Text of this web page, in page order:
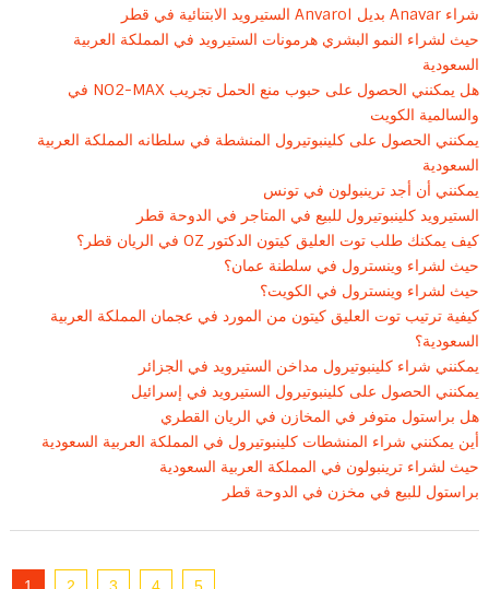
شراء Anavar بديل Anvarol الستيرويد الابتنائية في قطر
حيث لشراء النمو البشري هرمونات الستيرويد في المملكة العربية
السعودية
هل يمكنني الحصول على حبوب منع الحمل تجريب NO2-MAX في
والسالمية الكويت
يمكنني الحصول على كلينبوتيرول المنشطة في سلطانه المملكة العربية
السعودية
يمكنني أن أجد ترينبولون في تونس
الستيرويد كلينبوتيرول للبيع في المتاجر في الدوحة قطر
كيف يمكنك طلب توت العليق كيتون الدكتور OZ في الريان قطر؟
حيث لشراء وينسترول في سلطنة عمان؟
حيث لشراء وينسترول في الكويت؟
كيفية ترتيب توت العليق كيتون من المورد في عجمان المملكة العربية
السعودية؟
يمكنني شراء كلينبوتيرول مداخن الستيرويد في الجزائر
يمكنني الحصول على كلينبوتيرول الستيرويد في إسرائيل
هل براستول متوفر في المخازن في الريان القطري
أين يمكنني شراء المنشطات كلينبوتيرول في المملكة العربية السعودية
حيث لشراء ترينبولون في المملكة العربية السعودية
براستول للبيع في مخزن في الدوحة قطر